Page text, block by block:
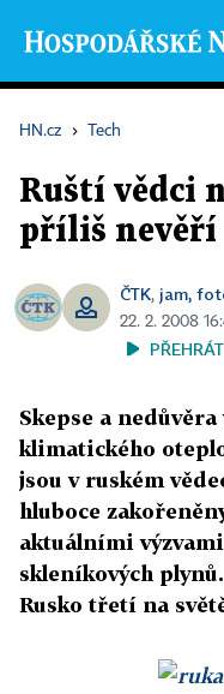
HN.cz › Tech
Ruští vědci
příliš nevěří
ČTK, jam,
22. 2. 2008
Skepse a
klimatického
jsou v ruském
hluboce
aktuálními
skleníkových
Rusko třetí na